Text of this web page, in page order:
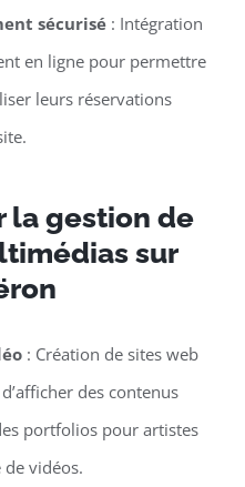
sécurisé: Intégration
en ligne pour permettre
leurs réservations
la gestion de
sur
: Création de sites web
des contenus
portfolios pour artistes
de vidéos.